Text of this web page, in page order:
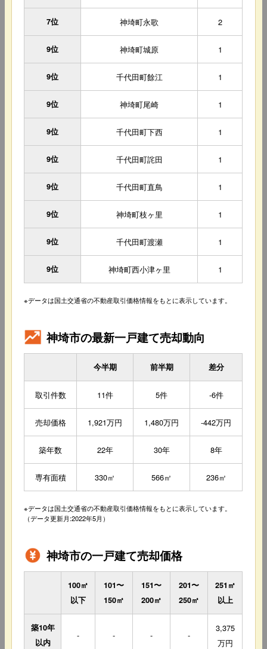
7位 神埼町永歌 2
9位 神埼町城原 1
9位 千代田町餘江 1
9位 神埼町尾崎 1
9位 千代田町下西 1
9位 千代田町詫田 1
9位 千代田町直鳥 1
9位 神埼町枝ヶ里 1
9位 千代田町渡瀬 1
9位 神埼町西小津ヶ里 1
※データは国土交通省の不動産取引価格情報をもとに表示しています。
神埼市の最新一戸建て売却動向
今半期 前半期 差分
取引件数 11件 5件 -6件
売却価格 1,921万円 1,480万円 -442万円
築年数 22年 30年 8年
専有面積 330㎡ 566㎡ 236㎡
※データは国土交通省の不動産取引価格情報をもとに表示しています。
（データ更新月:2022年5月）
神埼市の一戸建て売却価格
100㎡
以下
101〜
150㎡
151〜
200㎡
201〜
250㎡
251㎡
以上
築10年
以内
- - - -
3,375
万円